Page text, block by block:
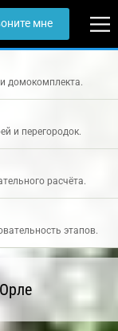
мне
домокомплекта.
и перегородок.
расчёта.
этапов.